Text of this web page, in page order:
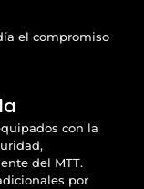
el compromiso
con la
del MTT.
por